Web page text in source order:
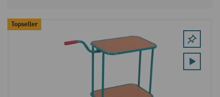
Topseller